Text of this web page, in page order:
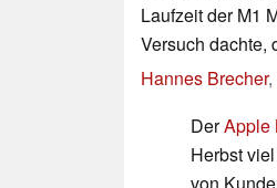
Laufzeit der M1
Versuch dachte,
Hannes Brecher,
DerApple
Herbst